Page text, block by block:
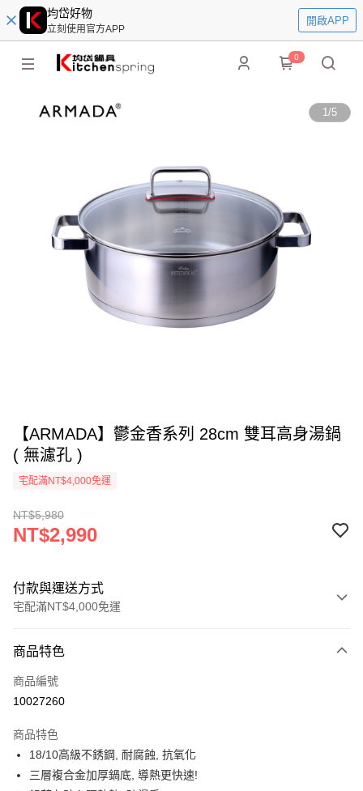
均岱好物
立刻使用官方APP
開啟APP
0
1/5
【ARMADA】鬱金香系列 28cm 雙耳高身湯鍋
( 無濾孔 )
宅配滿NT$4,000免運
NT$5,980
NT$2,990
付款與運送方式
宅配滿NT$4,000免運
信用卡一次付款
信用卡分期付款
合作金庫商業銀行
華南商業銀行
上海商業儲蓄銀行
台北富邦商業銀行
LINE Pay
Apple Pay
商品特色
商品編號
10027260
商品特色
18/10高級不銹鋼, 耐腐蝕, 抗氧化
三層複合金加厚鍋底, 導熱更快速!